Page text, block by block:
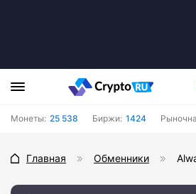
Монеты: 25 538 Биржи: 1424
Главная Обменники